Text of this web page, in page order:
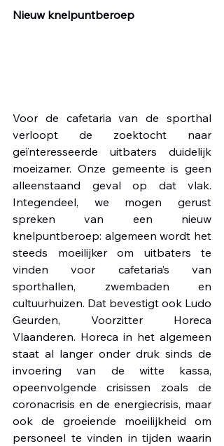
Nieuw knelpuntberoep
Voor de cafetaria van de sporthal
verloopt de zoektocht naar
geïnteresseerde uitbaters duidelijk
moeizamer. Onze gemeente is geen
alleenstaand geval op dat vlak.
Integendeel, we mogen gerust
spreken van een nieuw
knelpuntberoep: algemeen wordt het
steeds moeilijker om uitbaters te
vinden voor cafetaria’s van
sporthallen, zwembaden en
cultuurhuizen. Dat bevestigt ook Ludo
Geurden, Voorzitter Horeca
Vlaanderen. Horeca in het algemeen
staat al langer onder druk sinds de
invoering van de witte kassa,
opeenvolgende crisissen zoals de
coronacrisis en de energiecrisis, maar
ook de groeiende moeilijkheid om
personeel te vinden in tijden waarin